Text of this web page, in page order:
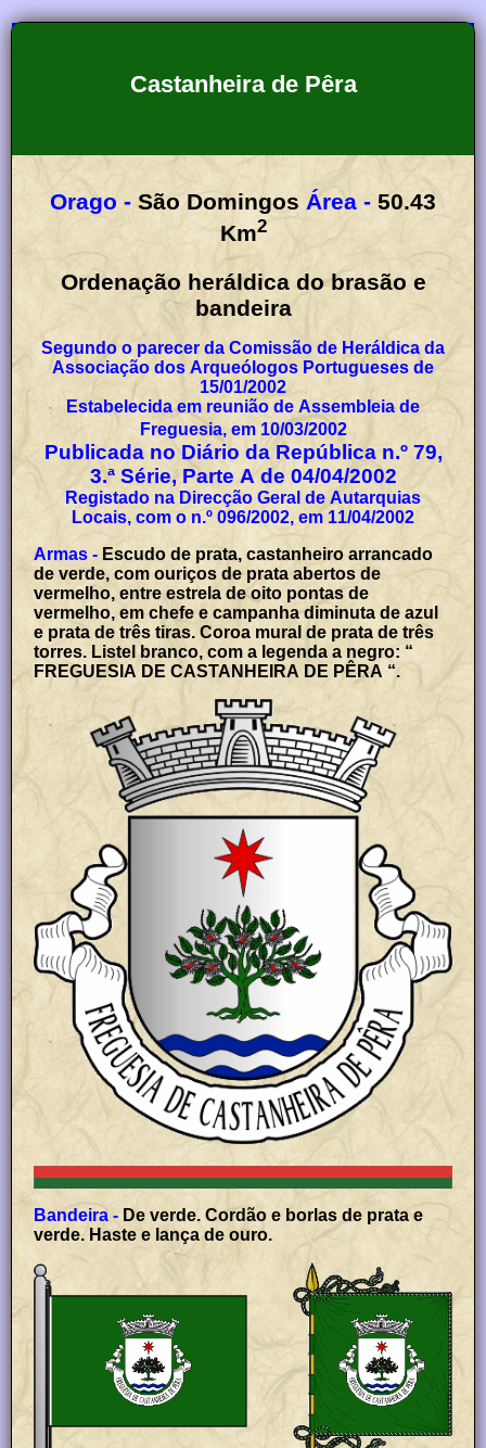
Castanheira de Pêra
Orago - São Domingos Área - 50.43
Km2
Ordenação heráldica do brasão e
bandeira
Segundo o parecer da Comissão de Heráldica da
Associação dos Arqueólogos Portugueses de
15/01/2002
Estabelecida em reunião de Assembleia de
Freguesia, em 10/03/2002
Publicada no Diário da República n.º 79,
3.ª Série, Parte A de 04/04/2002
Registado na Direcção Geral de Autarquias
Locais, com o n.º 096/2002, em 11/04/2002
Armas - Escudo de prata, castanheiro arrancado
de verde, com ouriços de prata abertos de
vermelho, entre estrela de oito pontas de
vermelho, em chefe e campanha diminuta de azul
e prata de três tiras. Coroa mural de prata de três
torres. Listel branco, com a legenda a negro: “
FREGUESIA DE CASTANHEIRA DE PÊRA “.
Bandeira - De verde. Cordão e borlas de prata e
verde. Haste e lança de ouro.